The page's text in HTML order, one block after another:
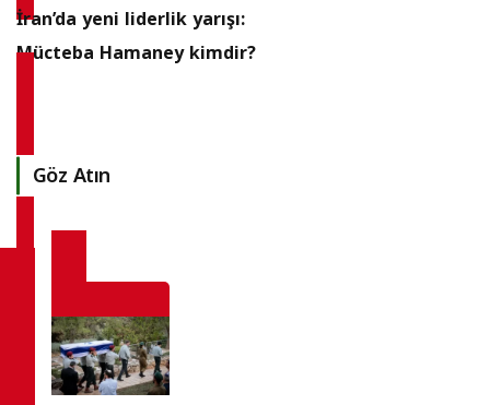
İran’da yeni liderlik yarışı:
Mücteba Hamaney kimdir?
Göz Atın